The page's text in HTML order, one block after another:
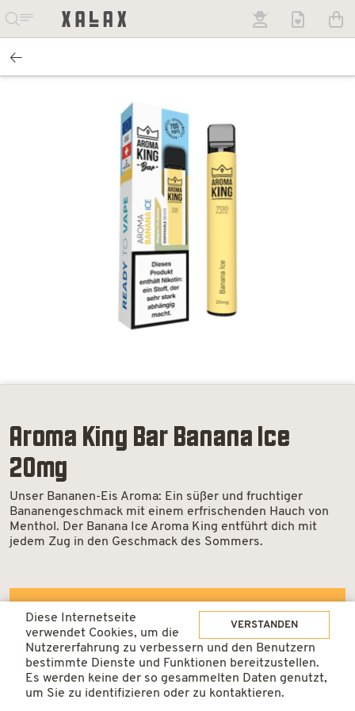
Aroma King Bar Banana Ice
20mg
Unser Bananen-Eis Aroma: Ein süßer und fruchtiger
Bananengeschmack mit einem erfrischenden Hauch von
Menthol. Der Banana Ice Aroma King entführt dich mit
jedem Zug in den Geschmack des Sommers.
ab 1 Dosen 6.95 / Dose
ab 10 Dosen 6.70 / Dose
Aroma
King
IN DEN WARENKORB
VERSTANDEN
Diese Internetseite
verwendet Cookies, um die
Nutzererfahrung zu verbessern und den Benutzern
bestimmte Dienste und Funktionen bereitzustellen.
Es werden keine der so gesammelten Daten genutzt,
um Sie zu identifizieren oder zu kontaktieren.